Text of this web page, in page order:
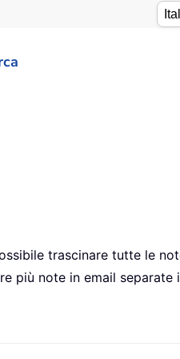
trascinare tutte le
più note in email separate